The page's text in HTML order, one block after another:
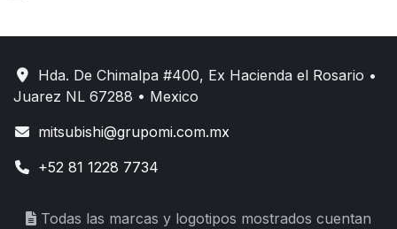
Hda. De Chimalpa #400, Ex Hacienda el Rosario •
Juarez NL 67288 • Mexico
mitsubishi@grupomi.com.mx
+52 81 1228 7734
Todas las marcas y logotipos mostrados cuentan